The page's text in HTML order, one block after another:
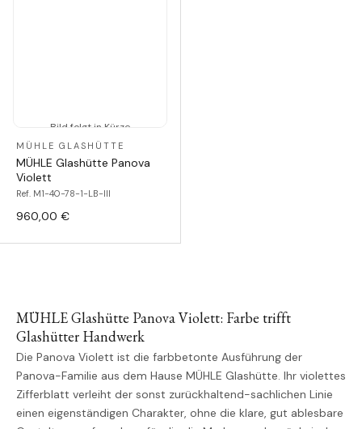
Bild folgt in Kürze
MÜHLE GLASHÜTTE
MÜHLE Glashütte Panova
Violett
Ref. M1-40-78-1-LB-III
960,00 €
MÜHLE Glashütte Panova Violett: Farbe trifft
Glashütter Handwerk
Die Panova Violett ist die farbbetonte Ausführung der
Panova-Familie aus dem Hause MÜHLE Glashütte. Ihr violettes
Zifferblatt verleiht der sonst zurückhaltend-sachlichen Linie
einen eigenständigen Charakter, ohne die klare, gut ablesbare